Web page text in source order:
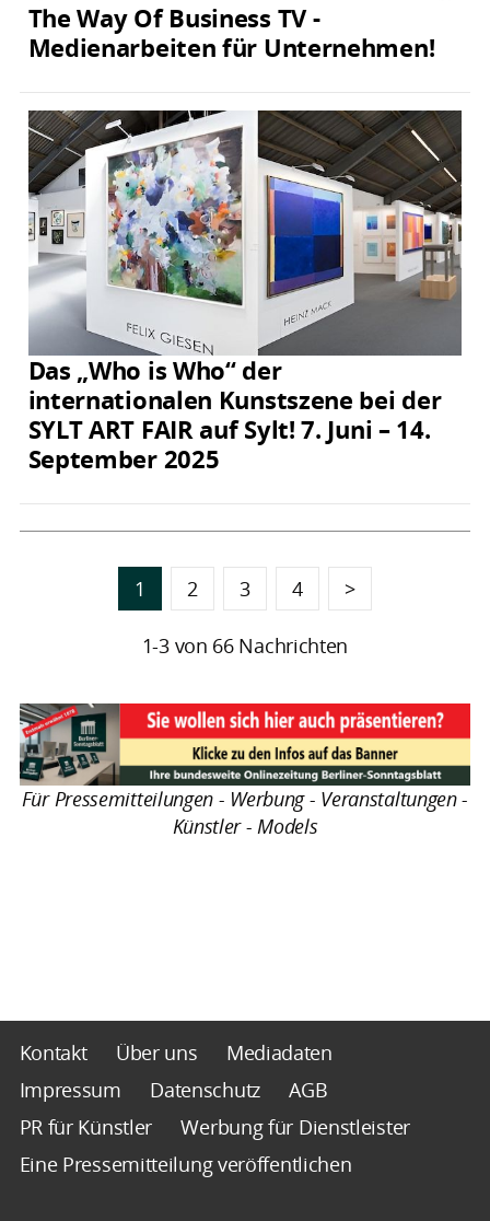
The Way Of Business TV -
Medienarbeiten für Unternehmen!
Das „Who is Who“ der
internationalen Kunstszene bei der
SYLT ART FAIR auf Sylt! 7. Juni – 14.
September 2025
1 2 3 4 >
1-3 von 66 Nachrichten
Für Pressemitteilungen - Werbung - Veranstaltungen -
Künstler - Models
Kontakt Über uns
Mediadaten
Impressum
Datenschutz
AGB
PR für Künstler
Werbung für Dienstleister
Eine Pressemitteilung veröffentlichen